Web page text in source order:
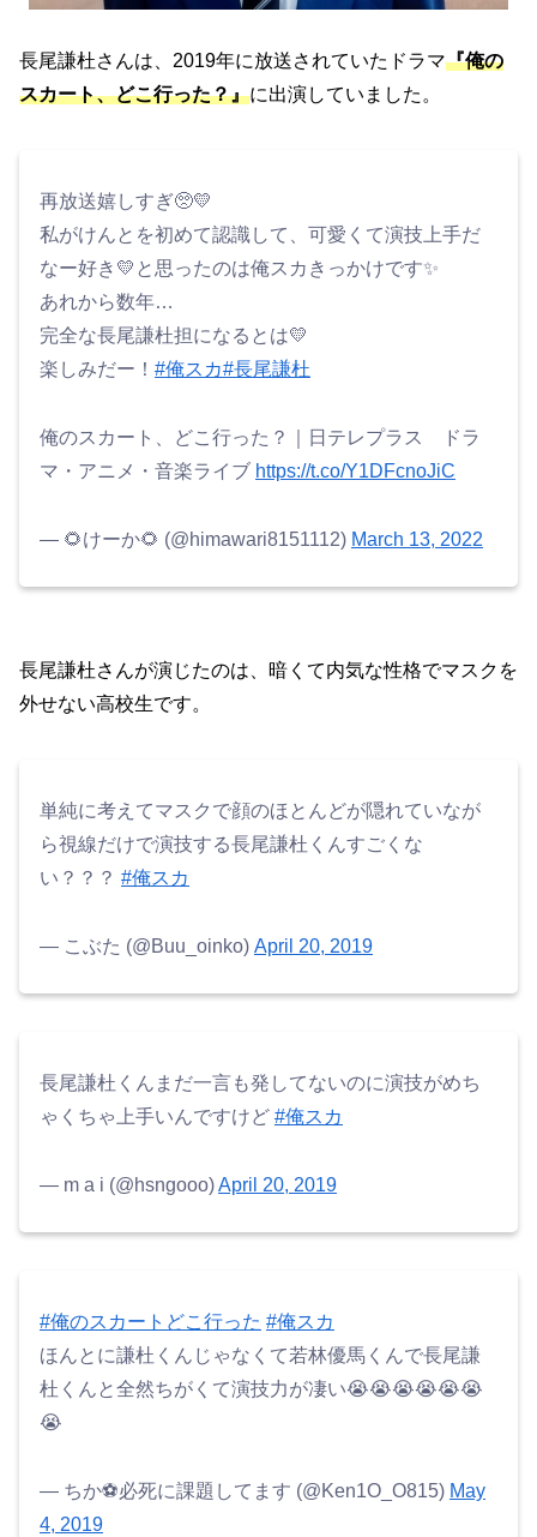
長尾謙杜さんは、2019年に放送されていたドラマ『俺の
スカート、どこ行った？』に出演していました。
再放送嬉しすぎ🥺💛
私がけんとを初めて認識して、可愛くて演技上手だ
なー好き💛と思ったのは俺スカきっかけです✨
あれから数年…
完全な長尾謙杜担になるとは💛
楽しみだー！ #俺スカ#長尾謙杜
俺のスカート、どこ行った？｜日テレプラス ドラ
マ・アニメ・音楽ライブ https://t.co/Y1DFcnoJiC
— 🌻けーか🌻 (@himawari8151112) March 13, 2022
長尾謙杜さんが演じたのは、暗くて内気な性格でマスクを
外せない高校生です。
単純に考えてマスクで顔のほとんどが隠れていなが
ら視線だけで演技する長尾謙杜くんすごくな
い？？？ #俺スカ
— こぶた (@Buu_oinko) April 20, 2019
長尾謙杜くんまだ一言も発してないのに演技がめち
ゃくちゃ上手いんですけど #俺スカ
— m a i (@hsngooo)April 20, 2019
#俺のスカートどこ行った #俺スカ
ほんとに謙杜くんじゃなくて若林優馬くんで長尾謙
杜くんと全然ちがくて演技力が凄い😭😭😭😭😭😭
😭
— ちか⚽️必死に課題してます (@Ken1O_O815) May
4, 2019